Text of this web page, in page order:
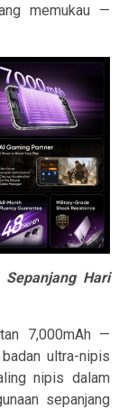
memukau —
Hari
7,000mAh —
ultra-nipis
nipis dalam
sepanjang